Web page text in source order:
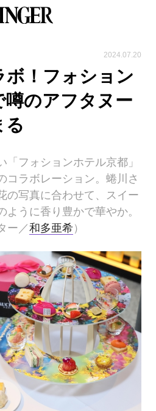
2024.07.20
ボ！フォション
のアフタヌー
る
「フォションホテル京都」
コラボレーション。蜷川さ
の写真に合わせて、スイー
ように香り豊かで華やか。
ー／和多亜希）